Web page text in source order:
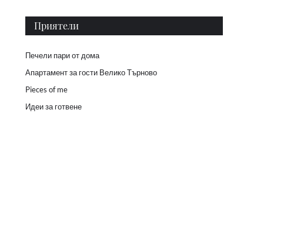
Приятели
Печели пари от дома
Апартамент за гости Велико Търново
Pieces of me
Идеи за готвене